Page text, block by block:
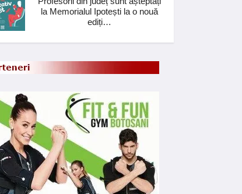
la Memorialul Ipotești la o nouă
ediți…